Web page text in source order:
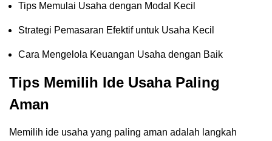
Tips Memulai Usaha dengan Modal Kecil
Strategi Pemasaran Efektif untuk Usaha Kecil
Cara Mengelola Keuangan Usaha dengan Baik
Tips Memilih Ide Usaha Paling
Aman
Memilih ide usaha yang paling aman adalah langkah